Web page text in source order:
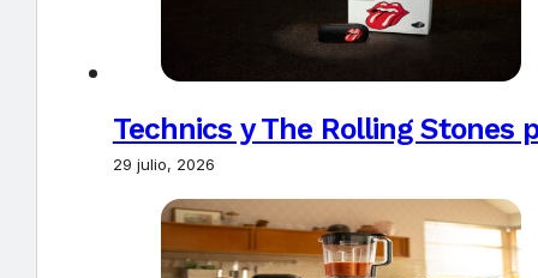
Technics y The Rolling Stones
29 julio, 2026